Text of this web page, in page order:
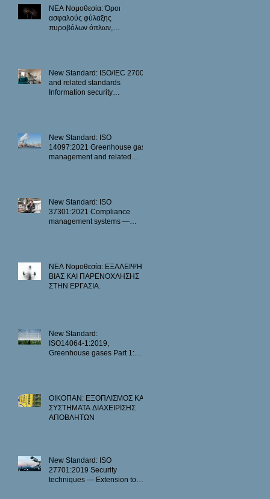
ΝΕΑ Νομοθεσία: Όροι
ασφαλούς φύλαξης
πυροβόλων όπλων,
New Standard: ISO/IEC 27001
and related standards
Information security
New Standard: ISO
14097:2021 Greenhouse gas
management and related
New Standard: ISO
37301:2021 Compliance
management systems —
ΝΕΑ Νομοθεσία: ΕΞΑΛΕΙΨΗ
ΒΙΑΣ ΚΑΙ ΠΑΡΕΝΟΧΛΗΣΗΣ
ΣΤΗΝ ΕΡΓΑΣΙΑ.
New Standard:
ISO14064‑1:2019,
Greenhouse gases Part 1:
ΟΙΚΟΠΑΝ: ΕΞΟΠΛΙΣΜΟΣ ΚΑΙ
ΣΥΣΤΗΜΑΤΑ ΔΙΑΧΕΙΡΙΣΗΣ
ΑΠΟΒΛΗΤΩΝ
New Standard: ISO
27701:2019 Security
techniques — Extension to